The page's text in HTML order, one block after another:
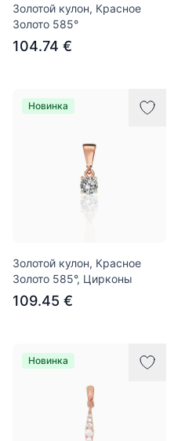
Золотой кулон, Красное
Золото 585°
104.74 €
Новинка
Золотой кулон, Красное
Золото 585°, Цирконы
109.45 €
Новинка